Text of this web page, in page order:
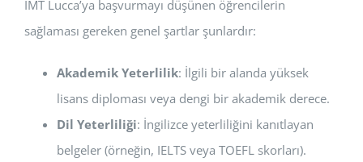
IMT Lucca’ya başvurmayı düşünen öğrencilerin
sağlaması gereken genel şartlar şunlardır:
Akademik Yeterlilik: İlgili bir alanda yüksek
lisans diploması veya dengi bir akademik derece.
Dil Yeterliliği: İngilizce yeterliliğini kanıtlayan
belgeler (örneğin, IELTS veya TOEFL skorları).